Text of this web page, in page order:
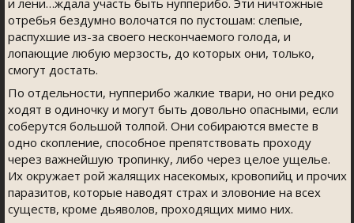
и лени…ждала участь быть нупперибо. Эти ничтожные
отребья бездумно волочатся по пустошам: слепые,
распухшие из-за своего нескончаемого голода, и
лопающие любую мерзость, до которых они, только,
смогут достать.
По отдельности, нупперибо жалкие твари, но они редко
ходят в одиночку и могут быть довольно опасными, если
соберутся большой толпой. Они собираются вместе в
одно скопление, способное препятствовать проходу
через важнейшую тропинку, либо через целое ущелье.
Их окружает рой жалящих насекомых, кровопийц и прочих
паразитов, которые наводят страх и зловоние на всех
существ, кроме дьяволов, проходящих мимо них.